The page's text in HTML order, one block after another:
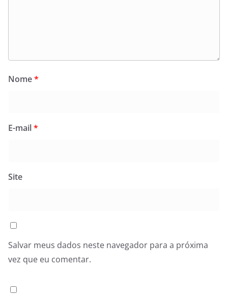
Nome*
E-mail*
Site
Salvar meus dados neste navegador para a próxima
vez que eu comentar.